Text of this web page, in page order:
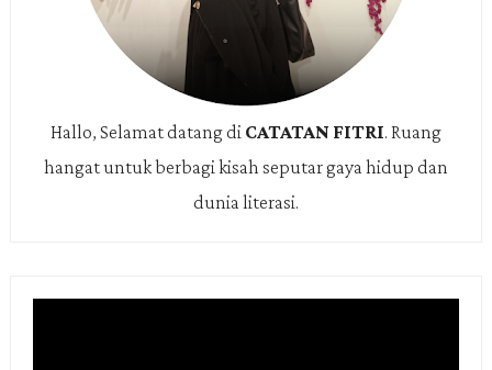
Hallo, Selamat datang di CATATAN FITRI. Ruang
hangat untuk berbagi kisah seputar gaya hidup dan
dunia literasi.